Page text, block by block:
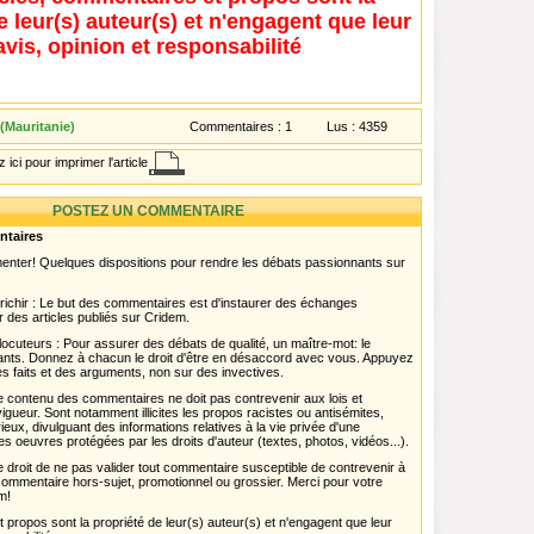
leur(s) auteur(s) et n'engagent que leur
opinion et responsabilité
Commentaires : 1 Lus : 4359
ici pour imprimer l'article
POSTEZ UN COMMENTAIRE
Quelques dispositions pour rendre les débats passionnants sur
: Le but des commentaires est d'instaurer des échanges
des articles publiés sur Cridem.
: Pour assurer des débats de qualité, un maître-mot: le
Donnez à chacun le droit d'être en désaccord avec vous. Appuyez
faits et des arguments, non sur des invectives.
contenu des commentaires ne doit pas contrevenir aux lois et
Sont notamment illicites les propos racistes ou antisémites,
divulguant des informations relatives à la vie privée d'une
oeuvres protégées par les droits d'auteur (textes, photos, vidéos...).
droit de ne pas valider tout commentaire susceptible de contrevenir à
hors-sujet, promotionnel ou grossier. Merci pour votre
propos sont la propriété de leur(s) auteur(s) et n'engagent que leur